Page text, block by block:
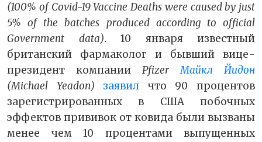
(100% of Covid-19 Vaccine Deaths were caused by just
5% of the batches produced according to official
Government data). 10 января известный
британский фармаколог и бывший вице-
президент компании PfizerМайкл Йидон
(Michael Yeadon) заявил
что 90 процентов
зарегистрированных в США побочных
эффектов прививок от ковида были вызваны
менее чем 10 процентами выпущенных